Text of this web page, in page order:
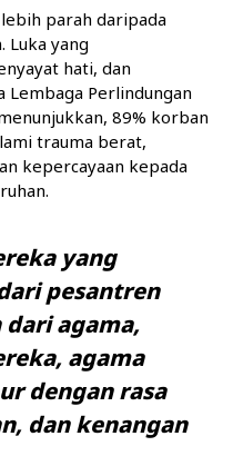
parah daripada
Luka yang
hati, dan
Lembaga Perlindungan
89% korban
trauma berat,
kepercayaan kepada
yang
pesantren
agama,
agama
dengan rasa
dan kenangan